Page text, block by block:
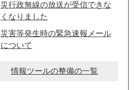
災行政無線の放送が受信できな
くなりました
災害等発生時の緊急速報メール
について
情報ツールの整備の一覧